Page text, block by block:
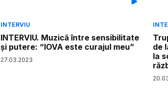
INTERVIU
INTERVIU. Muzică între sensibilitate
și putere: “IOVA este curajul meu”
27.03.2023
de
la
20.